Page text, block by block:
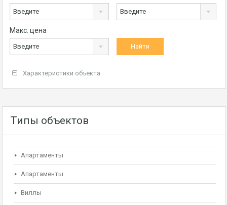
Введите Введите
Макс. цена
Введите
Характеристики объекта
Типы объектов
Апартаменты
Апартаменты
Виллы